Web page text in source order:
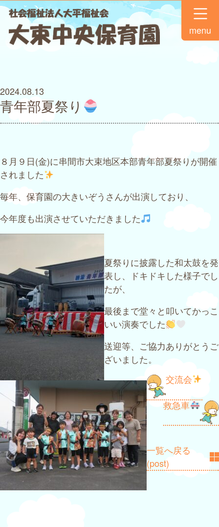
menu
青年部夏祭り
2024.08.13
８月９日(金)に串間市大束地区本部青年部夏祭りが開催
されました
毎年、保育園の大きいぞうさんが出演しており、
今年度も出演させていただきました
夏祭りに披露した和太鼓を発
表し、ドキドキした様子でし
たが、
最後まで堂々と叩いてかっこ
いい演奏でした
送迎等、ご協力ありがとうご
ざいました。
投
稿
ナ
ビ
ゲ
ー
シ
ョ
交流会
救急車
一覧へ戻る
(post)